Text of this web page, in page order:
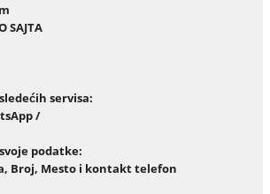
SAJTA
servisa:
/
podatke:
Broj, Mesto i kontakt telefon